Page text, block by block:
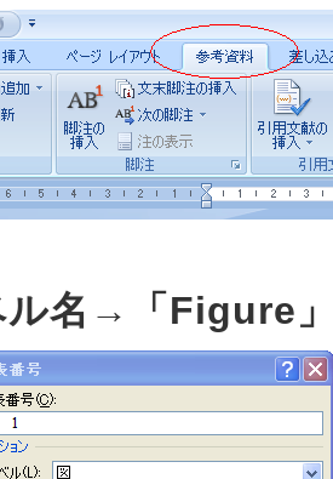
ル名→「Figure